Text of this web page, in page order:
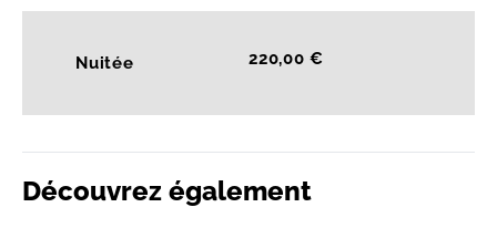
Nuitée 220,00 €
Découvrez également